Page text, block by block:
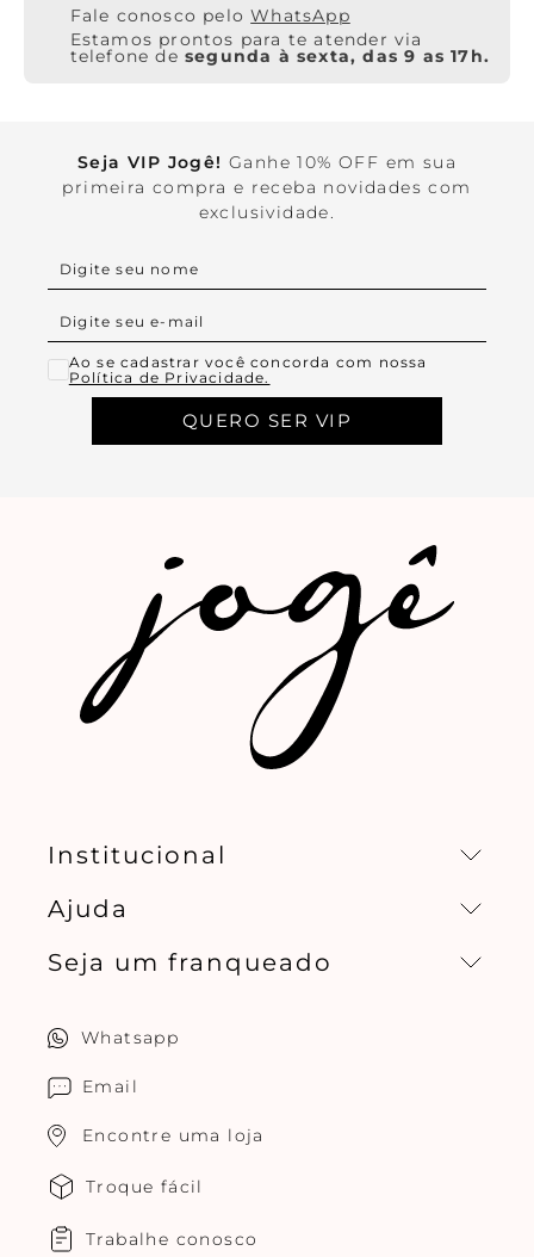
WhatsApp
Estamos prontos para te atender via
telefone de segunda à sexta, das 9 as 17h.
Seja VIP Jogê! Ganhe 10% OFF em sua
primeira compra e receba novidades com
exclusividade.
Ao se cadastrar você concorda com nossa
Política de Privacidade.
QUERO SER VIP
Institucional
Missão, visão e valores
Ajuda
Central de relacionamento
Seja um franqueado
Whatsapp
Email
Encontre uma loja
Troque fácil
Trabalhe conosco